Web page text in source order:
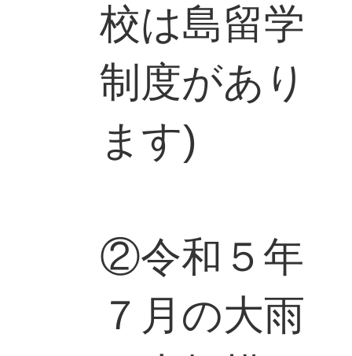
校は島留学
制度があり
ます)
②令和５年
７月の大雨